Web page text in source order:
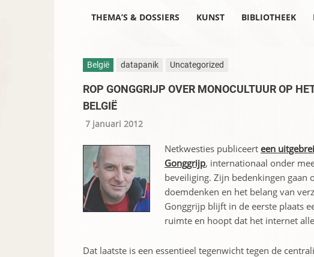
THEMA’S & DOSSIERS KUNST BIBLIOTHEEK
België datapanik Uncategorized
ROP GONGGRIJP OVER MONOCULTUUR OP
BELGIË
7 januari 2012
Netkwesties publiceert een
Gonggrijp, internationaal onder
beveiliging. Zijn bedenkingen gaan
doemdenken en het belang van
Gonggrijp blijft in de eerste plaats
ruimte en hoopt dat het internet
Dat laatste is een essentieel tegenwicht tegen de